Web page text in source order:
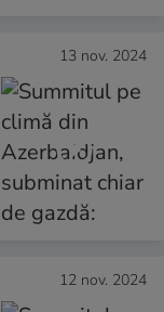
13 nov. 2024
12 nov. 2024